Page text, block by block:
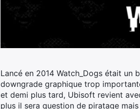
Lancé en 2014 Watch_Dogs était un
downgrade graphique trop
et demi plus tard, Ubisoft revient
plus il sera question de piratage